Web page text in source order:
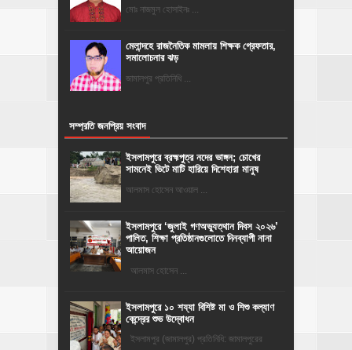
মোঃ নাজমুল হোসাইনঃ ...
মেলান্দহে রাজনৈতিক মামলায় শিক্ষক গ্রেফতার,
সমালোচনার ঝড়
জামালপুর প্রতিনিধি ...
সম্প্রতি জনপ্রিয় সংবাদ
ইসলামপুরে ব্রহ্মপুত্র নদের ভাঙ্গন; চোখের
সামনেই ভিটে মাটি হারিয়ে দিশেহারা মানুষ
আলমাস হোসেন আওয়াল ...
‎ইসলামপুরে ‘জুলাই গণঅভ্যুত্থান দিবস ২০২৬’
পালিত, শিক্ষা প্রতিষ্ঠানগুলোতে দিনব্যাপী নানা
আয়োজন
‎​আলমাস হোসেন ...
ইসলামপুরে ১০ শয্যা বিশিষ্ট মা ও শিশু কল্যাণ
কেন্দ্রের শুভ উদ্বোধন
ইসলামপুর (জামালপুর) প্রতিনিধি: জামালপুরের